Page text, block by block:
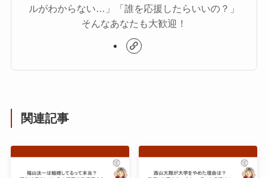
ルがわからない…」「誰を応援したらいいの？」
そんなあなたも大歓迎！
関連記事